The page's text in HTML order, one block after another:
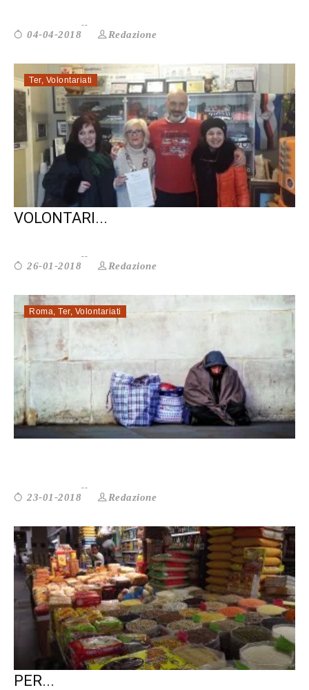
04-04-2018 Redazione
Ter, Volontariati
LA CONFERENZA REGIONALE DEL
VOLONTARI...
26-01-2018 Redazione
Roma, Ter, Volontariati
ROMA. LA CARITAS DENUNCIA L’INS...
23-01-2018 Redazione
MIGRANTI: I VENTI PUNTI DI AZIONE
PER...